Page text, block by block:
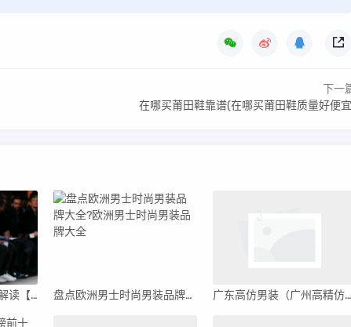
下一
在哪买莆田鞋靠谱(在哪买莆田鞋质量好便
纪梵希男装秀场2023解读【纪梵希男装秀2023】 盘点欧洲男士时尚男装品牌大全?欧洲男士时尚男装品牌大全 广东高仿男装（广州高精仿男装）